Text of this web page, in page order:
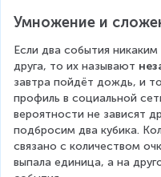
6
}
=
\f
r
a
c
\f
r
a
c
{
1
0
{
4!
}
{
2!
\
c
a
c
{
6!
}
{
2!
\
1
=
9
0
=
\f
r
a
c
{
9
}
Умножение и
Если два события
друга, то их называют
завтра пойдёт дождь, и
профиль в социальной
вероятности не зависят
подбросим два кубика.
связано с количеством
выпала единица, а на